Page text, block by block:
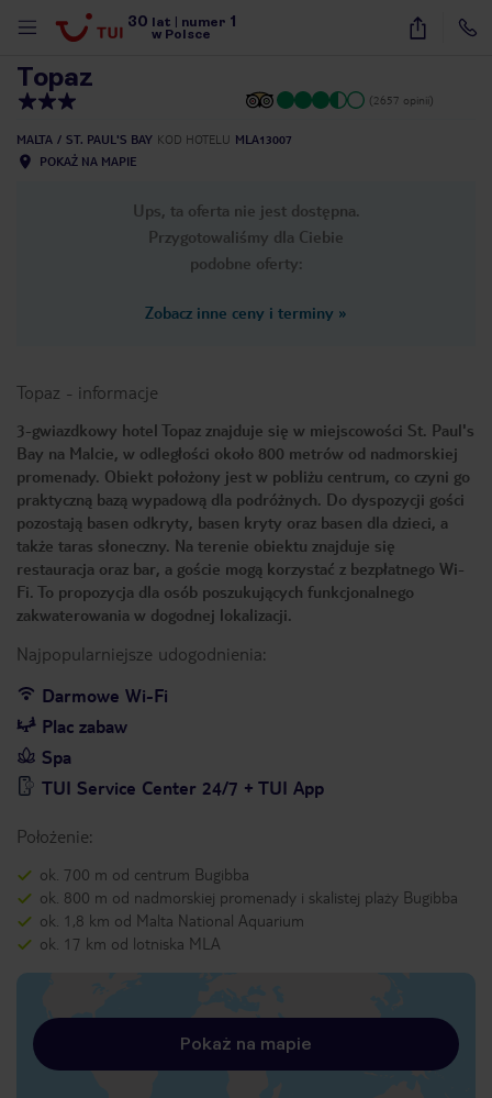
30 lat numer 1
w Polsce
38
Topaz
(2657 opinii)
MALTA ST. PAUL'S BAY KOD HOTELU MLA13007
POKAŻ NA MAPIE
Ups, ta oferta nie jest dostępna.
Przygotowaliśmy dla Ciebie
podobne oferty:
Zobacz inne ceny i terminy »
Topaz - informacje
3-gwiazdkowy hotel Topaz znajduje się w miejscowości St. Paul's
Bay na Malcie, w odległości około 800 metrów od nadmorskiej
promenady. Obiekt położony jest w pobliżu centrum, co czyni go
praktyczną bazą wypadową dla podróżnych. Do dyspozycji gości
pozostają basen odkryty, basen kryty oraz basen dla dzieci, a
także taras słoneczny. Na terenie obiektu znajduje się
restauracja oraz bar, a goście mogą korzystać z bezpłatnego Wi-
Fi. To propozycja dla osób poszukujących funkcjonalnego
zakwaterowania w dogodnej lokalizacji.
Najpopularniejsze udogodnienia:
Darmowe Wi-Fi
Plac zabaw
Spa
TUI Service Center 24/7 + TUI App
Położenie:
ok. 700 m od centrum Bugibba
ok. 800 m od nadmorskiej promenady i skalistej plaży Bugibba
ok. 1,8 km od Malta National Aquarium
ok. 17 km od lotniska MLA
Pokaż na mapie